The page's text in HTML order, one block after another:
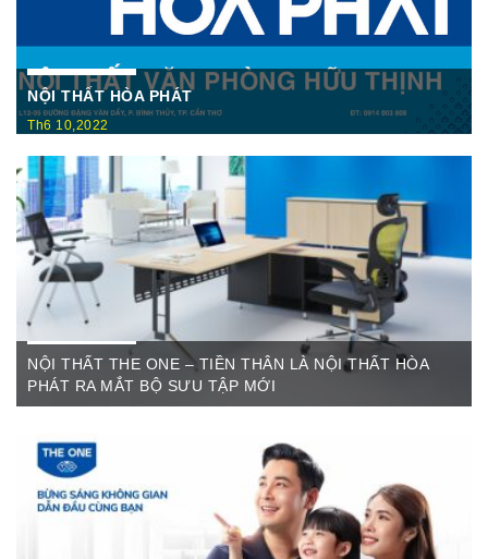
NỘI THẤT HÒA PHÁT
Th6 10,2022
Nội Thất Hòa Phátt Cần Thơ Là nơi trưng bày và cung cấp
các sản phẩm như: Bàn văn phòng, ghế xoay văn phòng, tủ hồ
sơ, két sắt,…Của cty CP Nội Thất Hòa Phát( Nội thất The
One) có địa ...
NỘI THẤT THE ONE – TIỀN THÂN LÀ NỘI THẤT HÒA
PHÁT RA MẮT BỘ SƯU TẬP MỚI
The One Cần Thơ Thông báo về việc thay đổi thương hiệu Nội
Thất Hòa Phát Ngày ...